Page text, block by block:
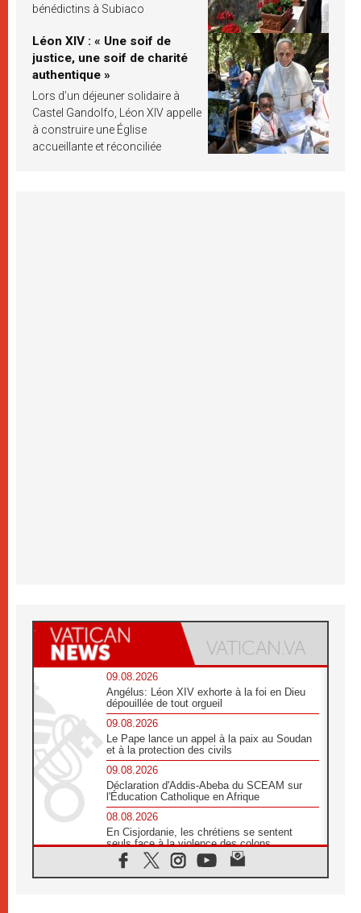
bénédictins à Subiaco
Léon XIV : « Une soif de
justice, une soif de charité
authentique »
Lors d’un déjeuner solidaire à
Castel Gandolfo, Léon XIV appelle
à construire une Église
accueillante et réconciliée
09.08.2026
Angélus: Léon XIV exhorte à la foi en Dieu
dépouillée de tout orgueil
09.08.2026
Le Pape lance un appel à la paix au Soudan
et à la protection des civils
09.08.2026
Déclaration d'Addis-Abeba du SCEAM sur
l'Éducation Catholique en Afrique
08.08.2026
En Cisjordanie, les chrétiens se sentent
seuls face à la violence des colons
08.08.2026
Léon XIV au sanctuaire de Notre Dame du